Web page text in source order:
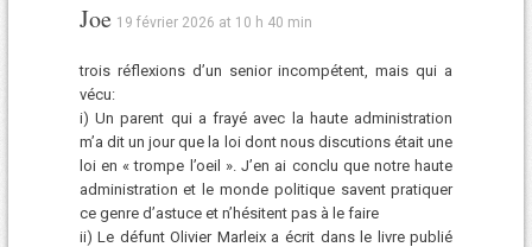
Joe 19 février 2026 at 10 h 40 min
trois réflexions d’un senior incompétent, mais qui a
vécu:
i) Un parent qui a frayé avec la haute administration
m’a dit un jour que la loi dont nous discutions était une
loi en « trompe l’oeil ». J’en ai conclu que notre haute
administration et le monde politique savent pratiquer
ce genre d’astuce et n’hésitent pas à le faire
ii) Le défunt Olivier Marleix a écrit dans le livre publié